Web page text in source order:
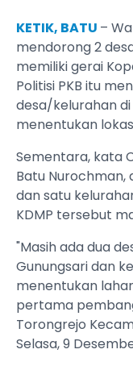
KETIK, BATU –
mendorong 2
memiliki gerai
Politisi PKB itu
desa/kelurahan
menentukan
‎Sementara, kata
Batu Nurochman,
dan satu
KDMP tersebut
‎"Masih ada dua
Gunungsari dan
menentukan
pertama
Torongrejo
Selasa, 9